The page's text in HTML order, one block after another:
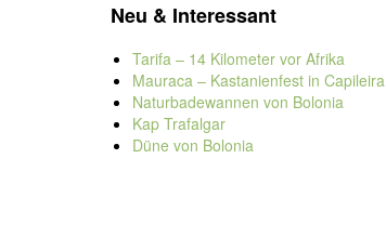
Neu & Interessant
Tarifa – 14 Kilometer vor Afrika
Mauraca – Kastanienfest in Capileira
Naturbadewannen von Bolonia
Kap Trafalgar
Düne von Bolonia